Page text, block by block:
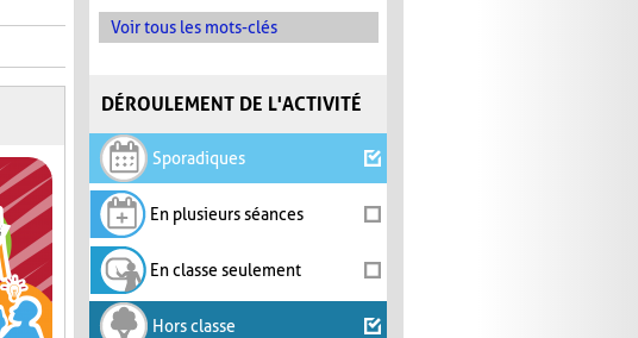
Voir tous les mots-clés
DÉROULEMENT DE L'ACTIVITÉ
Sporadiques
En plusieurs séances
En classe seulement
Hors classe